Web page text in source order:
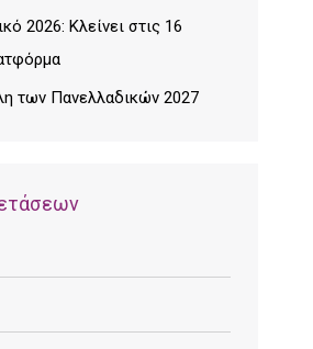
2026: Κλείνει στις 16
των Πανελλαδικών 2027